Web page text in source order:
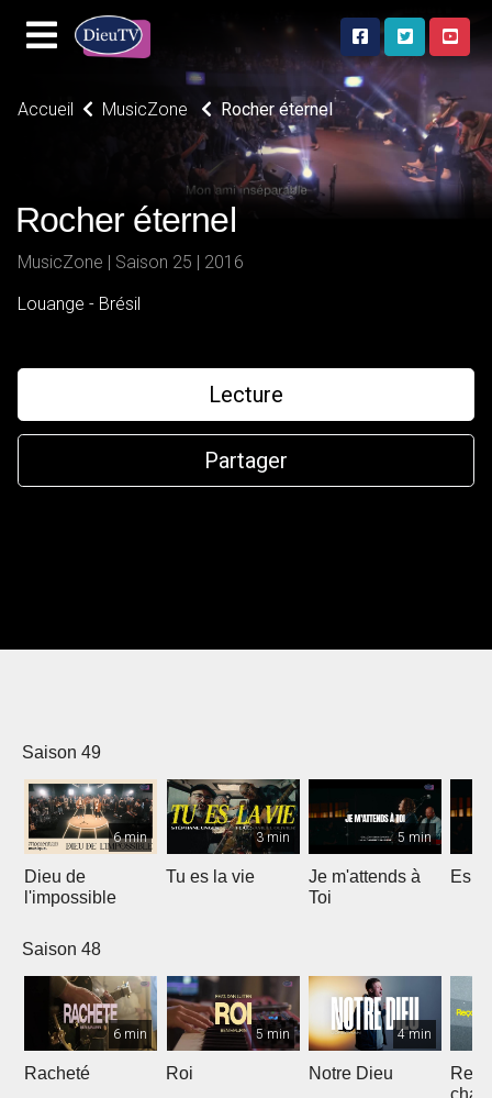
Accueil MusicZone Rocher éternel
Rocher éternel
MusicZone | Saison 25 | 2016
Louange - Brésil
Lecture
Partager
Saison 49
6 min
Dieu de
l'impossible
3 min
Tu es la vie
5 min
Je m'attends à
Toi
Saison 48
6 min
Racheté
5 min
Roi
4 min
Notre Dieu